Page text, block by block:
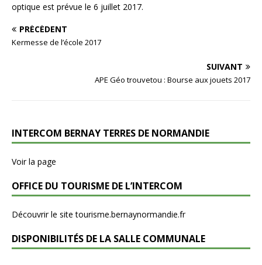
optique est prévue le 6 juillet 2017.
PRÉCÉDENT
Kermesse de l’école 2017
SUIVANT
APE Géo trouvetou : Bourse aux jouets 2017
INTERCOM BERNAY TERRES DE NORMANDIE
Voir la page
OFFICE DU TOURISME DE L’INTERCOM
Découvrir le site tourisme.bernaynormandie.fr
DISPONIBILITÉS DE LA SALLE COMMUNALE